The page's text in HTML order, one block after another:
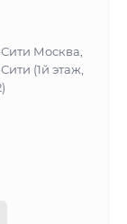
Москва,
(1й этаж,